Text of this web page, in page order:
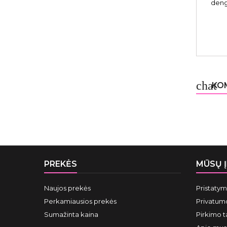
chat
PREKĖS
Naujos prekės
Perkamiausios prekės
Sumažinta kaina
MŪSŲ
Pirkimo